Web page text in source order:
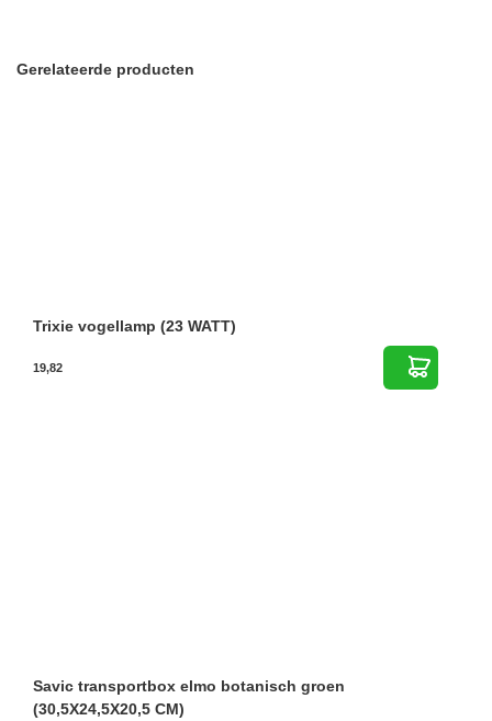
Gerelateerde producten
Trixie vogellamp (23 WATT)
19,82
Savic transportbox elmo botanisch groen
(30,5X24,5X20,5 CM)